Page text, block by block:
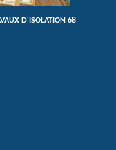
D'ISOLATION 68